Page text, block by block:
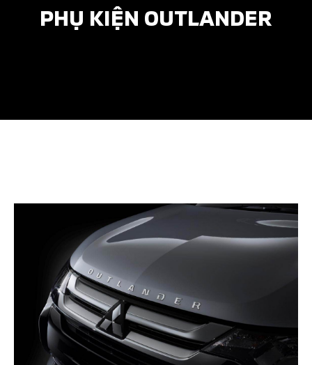
PHỤ KIỆN OUTLANDER